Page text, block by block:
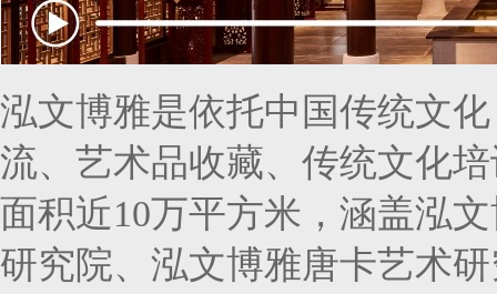
泓文博雅是依托中国传统文
流、艺术品收藏、传统文化
面积近10万平方米，涵盖泓
研究院、泓文博雅唐卡艺术